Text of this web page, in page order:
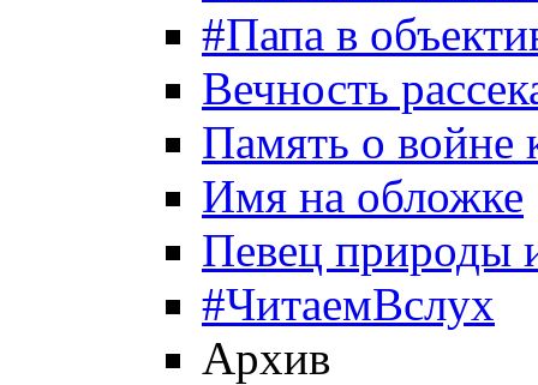
#Папа в
Вечность
Память о войне
Имя на обложке
Певец природы
#ЧитаемВслух
Архив